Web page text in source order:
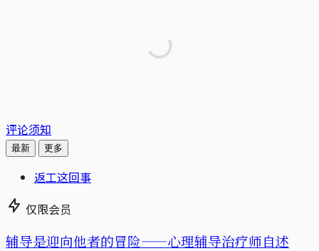
评论须知
最新 更多
返工这回事
仅限会员
辅导是迎向他者的冒险——心理辅导治疗师自述